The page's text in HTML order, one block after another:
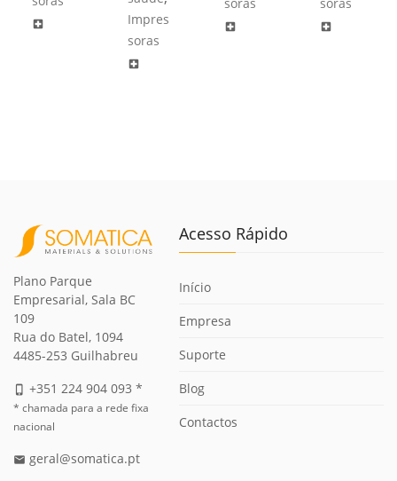
local_hospital
Impres
soras
local_hospital
local_hospital local_hospital
Plano Parque
Empresarial, Sala BC
109
Rua do Batel, 1094
4485-253 Guilhabreu
phone_iphone +351 224 904 093 *
* chamada para a rede fixa
nacional
email geral@somatica.pt
Acesso Rápido
Início
Empresa
Suporte
Blog
Contactos